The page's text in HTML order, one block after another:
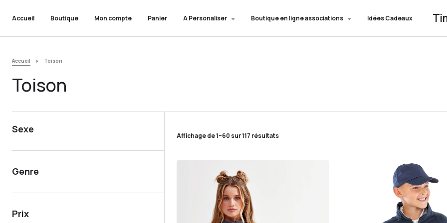
Accueil Boutique Mon compte Panier A Personaliser Boutique en ligne associations Idées Cadeaux
Accueil Toison
Toison
Sexe
Genre
Prix
Affichage de 1–60 sur 117 résultats